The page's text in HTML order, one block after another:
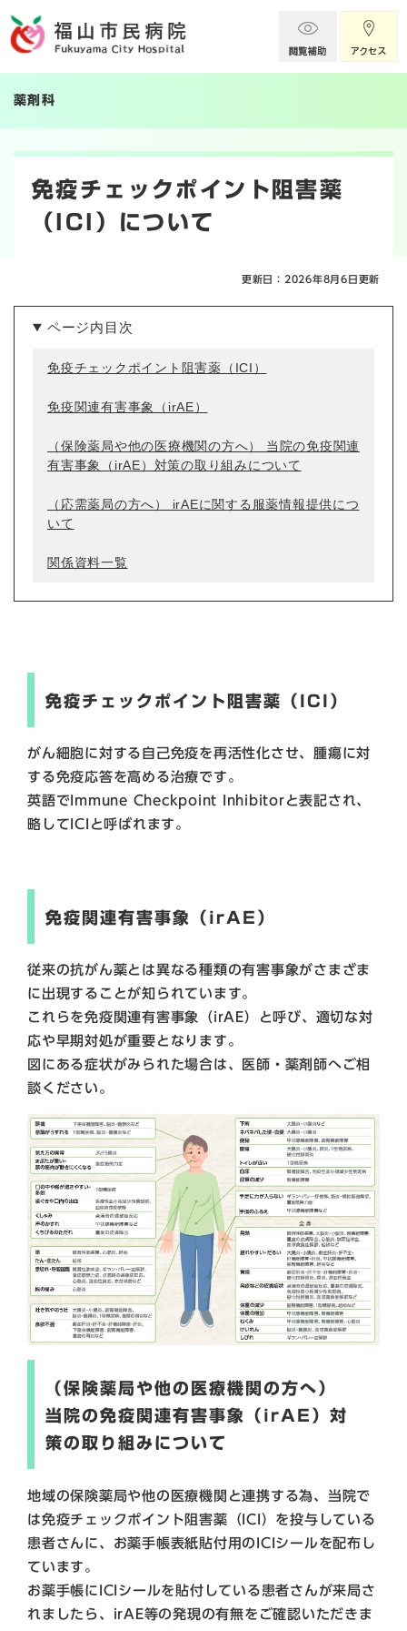
ジ
薬剤科
本
免疫チェックポイント阻害薬
（ICI）について
更新日：2026年8月6日更新
ページ内目次
免疫チェックポイント阻害薬（ICI）
免疫関連有害事象（irAE）
（保険薬局や他の医療機関の方へ） 当院の免疫関連
有害事象（irAE）対策の取り組みについて
（応需薬局の方へ） irAEに関する服薬情報提供につ
いて
関係資料一覧
免疫チェックポイント阻害薬（ICI）
がん細胞に対する自己免疫を再活性化させ、腫瘍に対
する免疫応答を高める治療です。
英語でImmune Checkpoint Inhibitorと表記され、
略してICIと呼ばれます。
免疫関連有害事象（irAE）
従来の抗がん薬とは異なる種類の有害事象がさまざま
に出現することが知られています。
これらを免疫関連有害事象（irAE）と呼び、適切な対
応や早期対処が重要となります。
図にある症状がみられた場合は、医師・薬剤師へご相
談ください。
（保険薬局や他の医療機関の方へ）
当院の免疫関連有害事象（irAE）対
策の取り組みについて
地域の保険薬局や他の医療機関と連携する為、当院で
は免疫チェックポイント阻害薬（ICI）を投与している
患者さんに、お薬手帳表紙貼付用のICIシールを配布し
ています。
お薬手帳にICIシールを貼付している患者さんが来局さ
れましたら、irAE等の発現の有無をご確認いただきま